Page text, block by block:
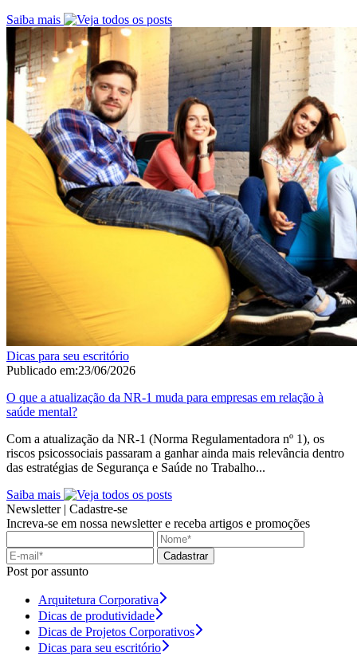
Saiba mais
Dicas para seu escritório
Publicado em:23/06/2026
O que a atualização da NR-1 muda para empresas em relação à
saúde mental?
Com a atualização da NR-1 (Norma Regulamentadora nº 1), os
riscos psicossociais passaram a ganhar ainda mais relevância dentro
das estratégias de Segurança e Saúde no Trabalho...
Saiba mais
Newsletter | Cadastre-se
Increva-se em nossa newsletter e receba artigos e promoções
Cadastrar
Post por assunto
Arquitetura Corporativa
Dicas de produtividade
Dicas de Projetos Corporativos
Dicas para seu escritório